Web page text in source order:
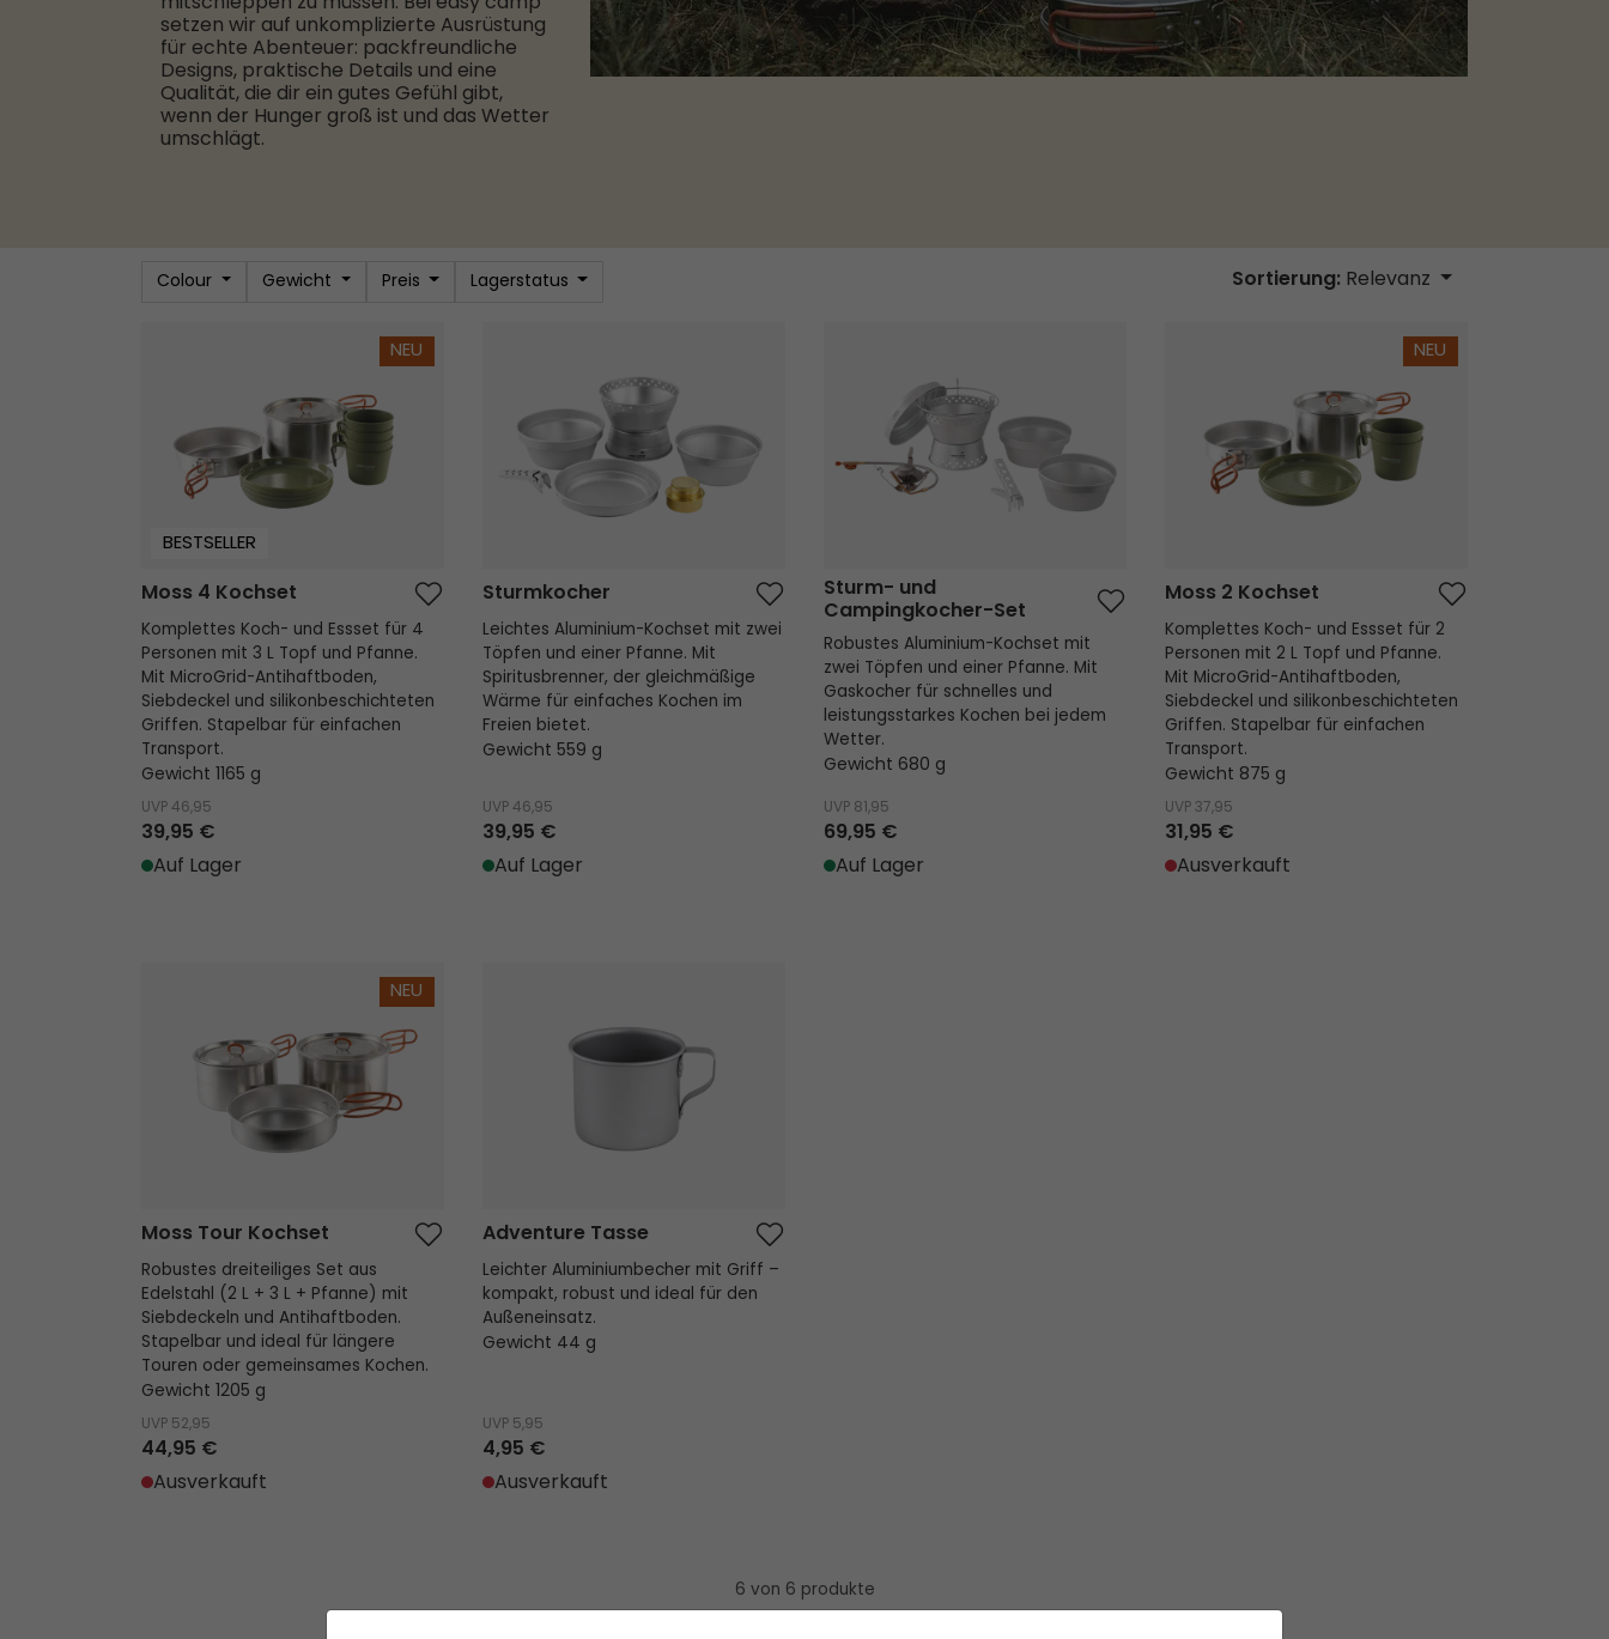
setzen wir auf unkomplizierte Ausrüstung
für echte Abenteuer: packfreundliche
Designs, praktische Details und eine
Qualität, die dir ein gutes Gefühl gibt,
wenn der Hunger groß ist und das Wetter
umschlägt.
Colour Gewicht Preis Lagerstatus Sortierung: Relevanz
NEU
BESTSELLER
Moss 4 Kochset
Komplettes Koch- und Essset für 4
Personen mit 3 L Topf und Pfanne.
Mit MicroGrid-Antihaftboden,
Siebdeckel und silikonbeschichteten
Griffen. Stapelbar für einfachen
Transport.
Gewicht 1165 g
UVP46,95
39,95 €
Auf Lager
Sturmkocher
Leichtes Aluminium-Kochset mit zwei
Töpfen und einer Pfanne. Mit
Spiritusbrenner, der gleichmäßige
Wärme für einfaches Kochen im
Freien bietet.
Gewicht 559 g
UVP46,95
39,95 €
Auf Lager
Sturm- und
Campingkocher-Set
Robustes Aluminium-Kochset mit
zwei Töpfen und einer Pfanne. Mit
Gaskocher für schnelles und
leistungsstarkes Kochen bei jedem
Wetter.
Gewicht 680 g
UVP 81,95
69,95 €
Auf Lager
NEU
Moss 2 Kochset
Komplettes Koch- und Essset für 2
Personen mit 2 L Topf und Pfanne.
Mit MicroGrid-Antihaftboden,
Siebdeckel und silikonbeschichteten
Griffen. Stapelbar für einfachen
Transport.
Gewicht 875 g
UVP 37,95
31,95 €
Ausverkauft
NEU
Moss Tour Kochset
Robustes dreiteiliges Set aus
Edelstahl (2 L + 3 L + Pfanne) mit
Siebdeckeln und Antihaftboden.
Stapelbar und ideal für längere
Touren oder gemeinsames Kochen.
Gewicht 1205 g
UVP 52,95
44,95 €
Ausverkauft
Adventure Tasse
Leichter Aluminiumbecher mit Griff –
kompakt, robust und ideal für den
Außeneinsatz.
Gewicht 44 g
UVP 5,95
4,95 €
Ausverkauft
6 von 6 produkte